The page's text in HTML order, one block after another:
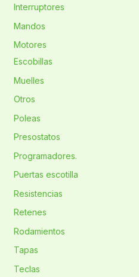
Interruptores
Mandos
Motores
Escobillas
Muelles
Otros
Poleas
Presostatos
Programadores.
Puertas escotilla
Resistencias
Retenes
Rodamientos
Tapas
Teclas